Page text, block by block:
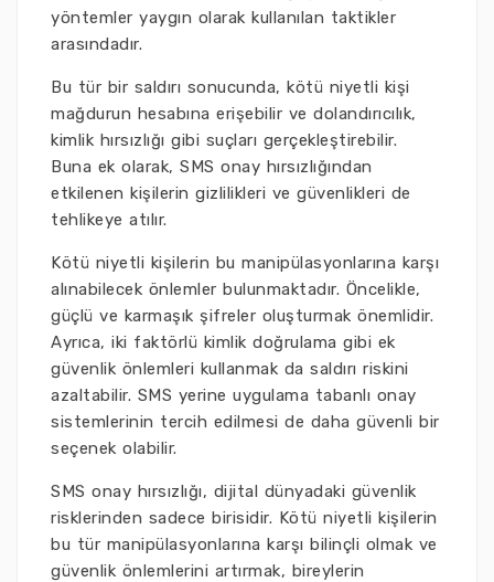
yöntemler yaygın olarak kullanılan taktikler
arasındadır.
Bu tür bir saldırı sonucunda, kötü niyetli kişi
mağdurun hesabına erişebilir ve dolandırıcılık,
kimlik hırsızlığı gibi suçları gerçekleştirebilir.
Buna ek olarak, SMS onay hırsızlığından
etkilenen kişilerin gizlilikleri ve güvenlikleri de
tehlikeye atılır.
Kötü niyetli kişilerin bu manipülasyonlarına karşı
alınabilecek önlemler bulunmaktadır. Öncelikle,
güçlü ve karmaşık şifreler oluşturmak önemlidir.
Ayrıca, iki faktörlü kimlik doğrulama gibi ek
güvenlik önlemleri kullanmak da saldırı riskini
azaltabilir. SMS yerine uygulama tabanlı onay
sistemlerinin tercih edilmesi de daha güvenli bir
seçenek olabilir.
SMS onay hırsızlığı, dijital dünyadaki güvenlik
risklerinden sadece birisidir. Kötü niyetli kişilerin
bu tür manipülasyonlarına karşı bilinçli olmak ve
güvenlik önlemlerini artırmak, bireylerin